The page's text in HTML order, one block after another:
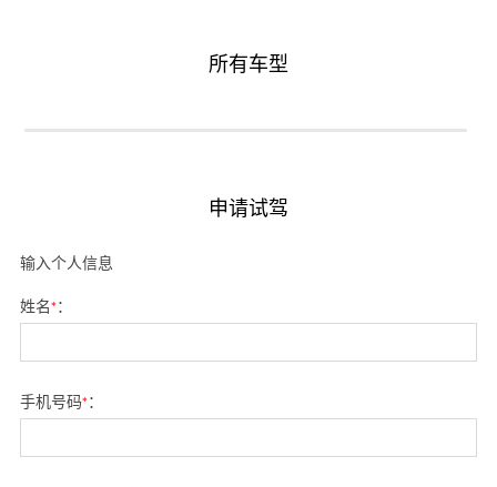
所有车型
申请试驾
输入个人信息
姓名*：
手机号码*：